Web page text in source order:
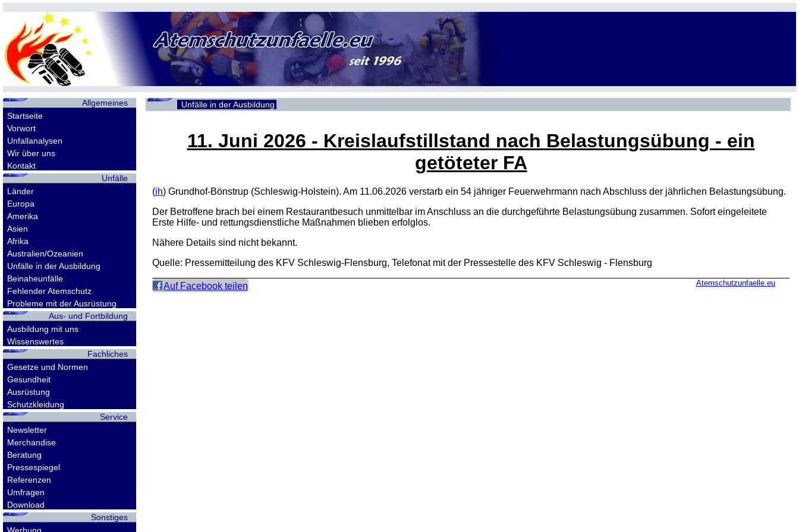
Allgemeines
Startseite
Vorwort
Unfallanalysen
Wir über uns
Kontakt
Unfälle
Länder
Europa
Amerika
Asien
Afrika
Australien/Ozeanien
Unfälle in der Ausbildung
Beinaheunfälle
Fehlender Atemschutz
Probleme mit der Ausrüstung
Aus- und Fortbildung
Ausbildung mit uns
Wissenswertes
Fachliches
Gesetze und Normen
Gesundheit
Ausrüstung
Schutzkleidung
Service
Newsletter
Merchandise
Beratung
Pressespiegel
Referenzen
Umfragen
Download
Sonstiges
Unfälle in der Ausbildung
11. Juni 2026 - Kreislaufstillstand nach Belastungsübung - ein
getöteter FA
(ih) Grundhof-Bönstrup (Schleswig-Holstein). Am 11.06.2026 verstarb ein 54 jähriger Feuerwehrmann nach Abschluss der jährlichen Belastungsübung.
Der Betroffene brach bei einem Restaurantbesuch unmittelbar im Anschluss an die durchgeführte Belastungsübung zusammen. Sofort eingeleitete
Erste Hilfe- und rettungsdienstliche Maßnahmen blieben erfolglos.
Nähere Details sind nicht bekannt.
Quelle: Pressemitteilung des KFV Schleswig-Flensburg, Telefonat mit der Pressestelle des KFV Schleswig - Flensburg
Auf Facebook teilen Atemschutzunfaelle.eu